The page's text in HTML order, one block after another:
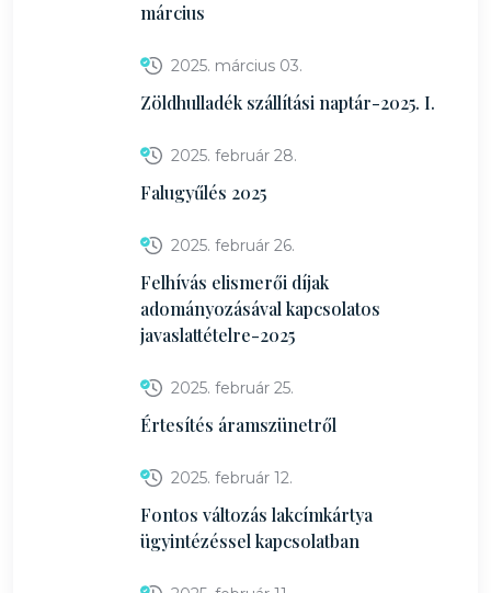
március
2025. március 03.
Zöldhulladék szállítási naptár-2025. I.
2025. február 28.
Falugyűlés 2025
2025. február 26.
Felhívás elismerői díjak
adományozásával kapcsolatos
javaslattételre-2025
2025. február 25.
Értesítés áramszünetről
2025. február 12.
Fontos változás lakcímkártya
ügyintézéssel kapcsolatban